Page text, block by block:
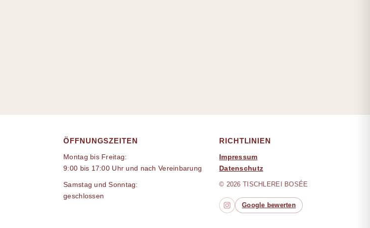
ÖFFNUNGSZEITEN
Montag bis Freitag:
9:00 bis 17:00 Uhr und nach Vereinbarung
Samstag und Sonntag:
geschlossen
RICHTLINIEN
Impressum
Datenschutz
© 2026 TISCHLEREI BOSÉE
Google bewerten